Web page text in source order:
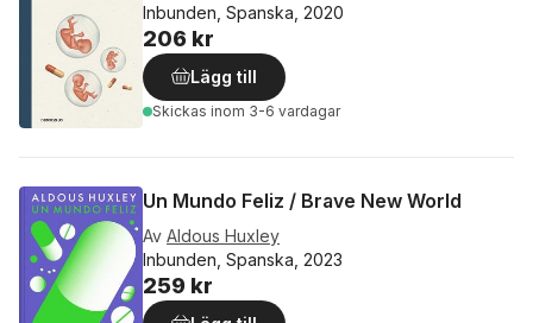
Inbunden, Spanska, 2020
206 kr
Lägg till
Skickas inom 3-6 vardagar
Un Mundo Feliz / Brave New World
Av Aldous Huxley
Inbunden, Spanska, 2023
259 kr